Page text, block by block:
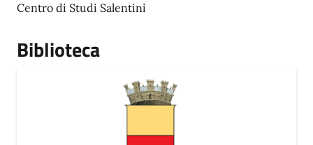
Centro di Studi Salentini
Biblioteca